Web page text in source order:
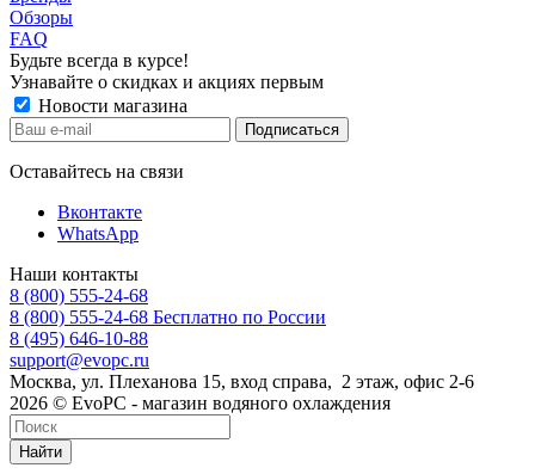
Обзоры
FAQ
Будьте всегда в курсе!
Узнавайте о скидках и акциях первым
Новости магазина
Оставайтесь на связи
Вконтакте
WhatsApp
Наши контакты
8 (800) 555-24-68
8 (800) 555-24-68 Бесплатно по России
8 (495) 646-10-88
support@evopc.ru
Москва, ул. Плеханова 15, вход справа, 2 этаж, офис 2-6
2026 © EvoPC - магазин водяного охлаждения
Найти